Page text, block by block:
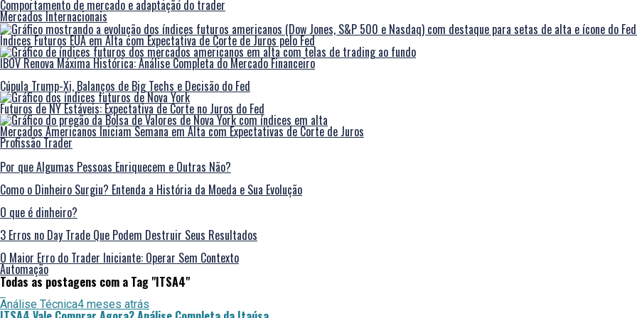
Comportamento de mercado e adaptação do trader
Mercados Internacionais
Índices Futuros EUA em Alta com Expectativa de Corte de Juros pelo Fed
IBOV Renova Máxima Histórica: Análise Completa do Mercado Financeiro
Cúpula Trump-Xi, Balanços de Big Techs e Decisão do Fed
Futuros de NY Estáveis: Expectativa de Corte no Juros do Fed
Mercados Americanos Iniciam Semana em Alta com Expectativas de Corte de Juros
Profissão Trader
Por que Algumas Pessoas Enriquecem e Outras Não?
Como o Dinheiro Surgiu? Entenda a História da Moeda e Sua Evolução
O que é dinheiro?
3 Erros no Day Trade Que Podem Destruir Seus Resultados
O Maior Erro do Trader Iniciante: Operar Sem Contexto
Automação
Todas as postagens com a Tag "ITSA4"
Análise Técnica4 meses atrás